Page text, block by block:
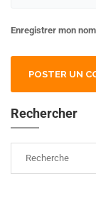
Enregistrer mon
Rechercher